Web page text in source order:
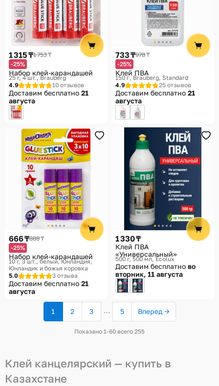
1 315 ₸1 753 ₸
-25%
Набор клей-карандашей
25 г, 4 шт. Brauberg
4.9
10 отзывов
Доставим бесплатно 21
августа
733 ₸978 ₸
-25%
Клей ПВА
150 г Brauberg, Standard
4.9
25 отзывов
Доставим бесплатно 21
августа
666 ₸888 ₸
-25%
Набор клей-карандашей
10 г, 3 шт., белый Юнландия,
Юнландик и божья коровка
5.0
3 отзыва
Доставим бесплатно 21
августа
1 330 ₸
Клей ПВА
«Универсальный»
500 г, 500 мл Ecolux
Доставим бесплатно во
вторник, 11 августа
1(текущая
2 3 … 5 Вперед →
Показано 1-60 всего 255
Клей канцелярский — купить в
Казахстане